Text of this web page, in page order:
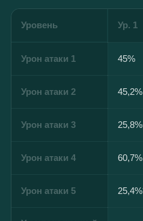
Уровень Ур. 1
Урон атаки 1 45%
Урон атаки 2 45,2%
Урон атаки 3
Урон атаки 4 60,7%
Урон атаки 5